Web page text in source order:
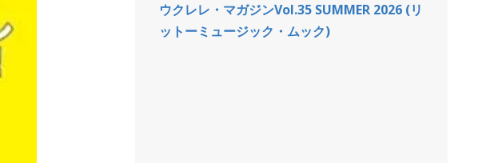
ウクレレ・マガジンVol.35 SUMMER 2026 (リ
ットーミュージック・ムック)